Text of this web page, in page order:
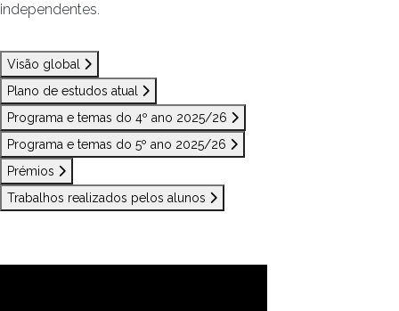
independentes.
Visão global
Plano de estudos atual
Programa e temas do 4º ano 2025/26
Programa e temas do 5º ano 2025/26
Prémios
Trabalhos realizados pelos alunos